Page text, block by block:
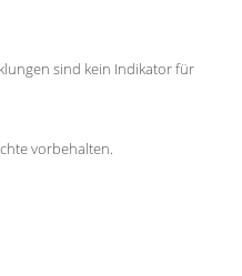
sind kein Indikator für
vorbehalten.